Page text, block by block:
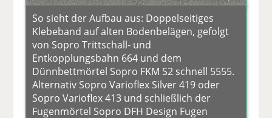
So sieht der Aufbau aus: Doppelseitiges
Klebeband auf alten Bodenbelägen, gefolgt
von Sopro Trittschall- und
Entkopplungsbahn 664 und dem
Dünnbettmörtel Sopro FKM S2 schnell 5555.
Alternativ Sopro Varioflex Silver 419 oder
Sopro Varioflex 413 und schließlich der
Fugenmörtel Sopro DFH Design Fugen